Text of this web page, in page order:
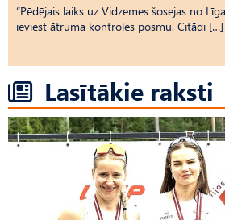
“Pēdējais laiks uz Vid­ze­mes šosejas no
ieviest ātruma kontroles posmu. Citādi […]
Lasītākie raksti